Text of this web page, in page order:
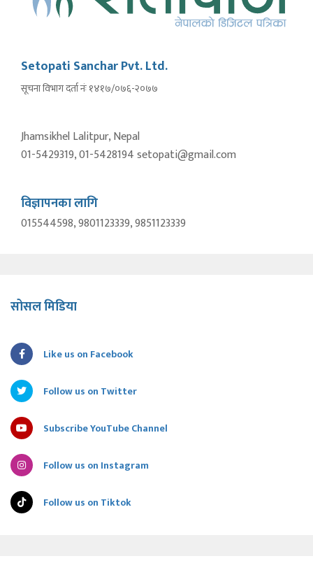
Setopati Sanchar Pvt. Ltd.
सूचना विभाग दर्ता नंः १४१७/०७६-२०७७
Jhamsikhel Lalitpur, Nepal
01-5429319, 01-5428194 setopati@gmail.com
विज्ञापनका लागि
015544598, 9801123339, 9851123339
सोसल मिडिया
Like us on Facebook
Follow us on Twitter
Subscribe YouTube Channel
Follow us on Instagram
Follow us on Tiktok